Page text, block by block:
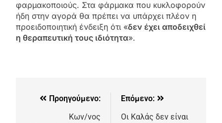
φαρμακοποιούς. Στα φάρμακα που κυκλοφορούν
ήδη στην αγορά θα πρέπει να υπάρχει πλέον η
προειδοποιητική ένδειξη ότι «δεν έχει αποδειχθεί
η θεραπευτική τους ιδιότητα».
Προηγούμενο:
Κων/νος
Επόμενο:
Οι Καλάς δεν είναι